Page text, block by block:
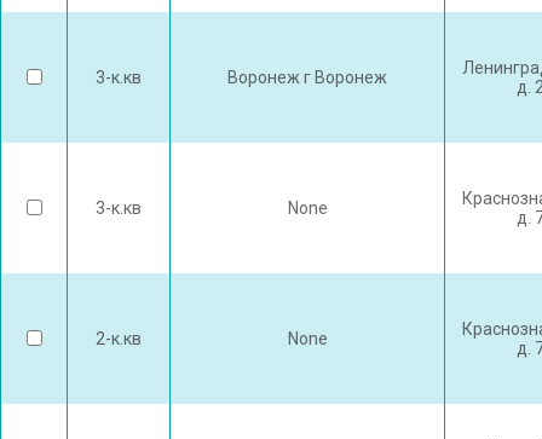
3-к.кв Воронеж г Воронеж
д.
3-к.кв None
д.
2-к.кв None
д.